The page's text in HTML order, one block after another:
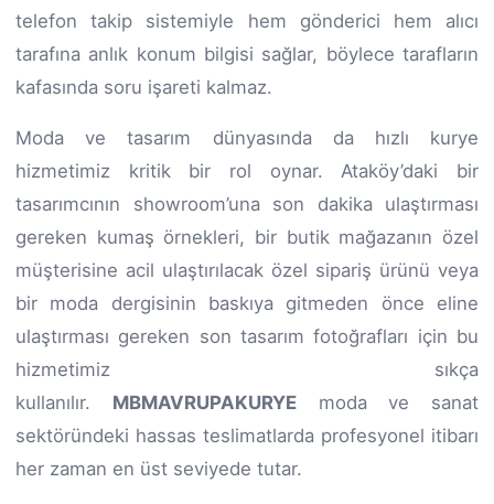
telefon takip sistemiyle hem gönderici hem alıcı
tarafına anlık konum bilgisi sağlar, böylece tarafların
kafasında soru işareti kalmaz.
Moda ve tasarım dünyasında da hızlı kurye
hizmetimiz kritik bir rol oynar. Ataköy’daki bir
tasarımcının showroom’una son dakika ulaştırması
gereken kumaş örnekleri, bir butik mağazanın özel
müşterisine acil ulaştırılacak özel sipariş ürünü veya
bir moda dergisinin baskıya gitmeden önce eline
ulaştırması gereken son tasarım fotoğrafları için bu
hizmetimiz sıkça
kullanılır. MBMAVRUPAKURYEmoda ve sanat
sektöründeki hassas teslimatlarda profesyonel itibarı
her zaman en üst seviyede tutar.